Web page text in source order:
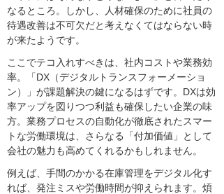
なるところ。しかし、人材確保のために社員の
待遇改善は不可欠だと考えなくてはならない時
が来たようです。
ここでテコ入れすべきは、社内コストや業務効
率。「DX（デジタルトランスフォーメーショ
ン）」が課題解決の鍵になるはずです。DXは効
率アップを図りつつ利益も確保したい企業の味
方。業務プロセスの自動化が徹底されたスマー
トな労働環境は、さらなる「付加価値」として
会社の魅力も高めてくれるかもしれません。
例えば、手間のかかる在庫管理をデジタル化す
れば、発注ミスや労働時間が抑えられます。煩